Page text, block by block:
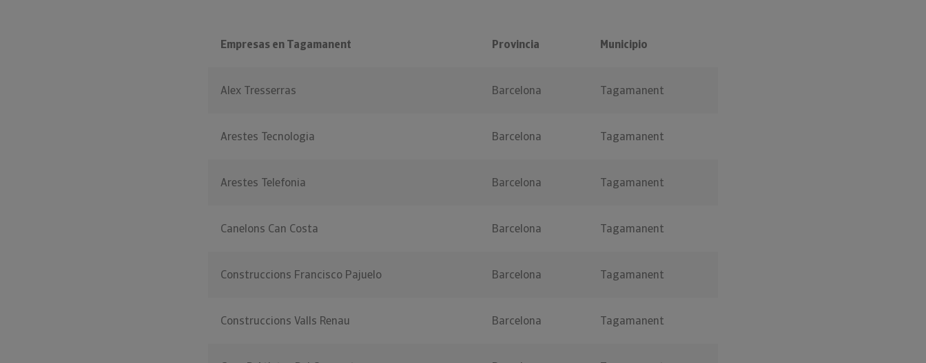
Empresas en Tagamanent Provincia Municipio
Alex Tresserras Barcelona Tagamanent
Arestes Tecnologia Barcelona Tagamanent
Arestes Telefonia Barcelona Tagamanent
Canelons Can Costa Barcelona Tagamanent
Construccions Francisco Pajuelo Barcelona Tagamanent
Construccions Valls Renau Barcelona Tagamanent